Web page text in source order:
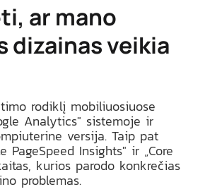
ar mano
dizainas veikia
rodiklį mobiliuosiuose
Analytics" sistemoje ir
versija. Taip pat
PageSpeed Insights" ir „Core
kurios parodo konkrečias
problemas.